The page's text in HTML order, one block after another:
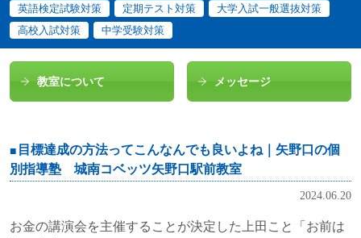
英語検定試験対策
定期テスト対策
大学入試一般選抜対策
高校入試対策
中学受験対策
教室について メッセージ
目標達成の方法ってこんなんでも良いよね｜矢野口の個
別指導塾 城南コベッツ矢野口駅前教室
2024.06.20
お金の講演会を主催することが決定した上田こと「お前は